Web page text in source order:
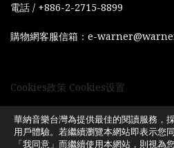
電話 / +886-2-2715-8899
購物網客服信箱：e-
Cookies政策 Cookies设置
華納音樂台灣為提供最佳的閱讀服務，
用戶體驗。若繼續瀏覽本網站即表示您
「我同意」而繼續使用本網站，則視為